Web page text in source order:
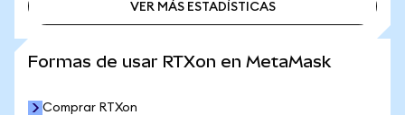
VER MÁS ESTADÍSTICAS
Formas de usar RTXon en MetaMask
Comprar RTXon